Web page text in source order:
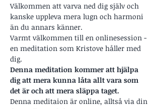
Välkommen att varva ned dig själv och
kanske uppleva mera lugn och harmoni
än du annars känner.
Varmt välkommen till en onlinesession -
en meditation som Kristove håller med
dig.
Denna meditation kommer att hjälpa
dig att mera kunna låta allt vara som
det är och att mera släppa taget.
Denna meditaion är online, alltså via din